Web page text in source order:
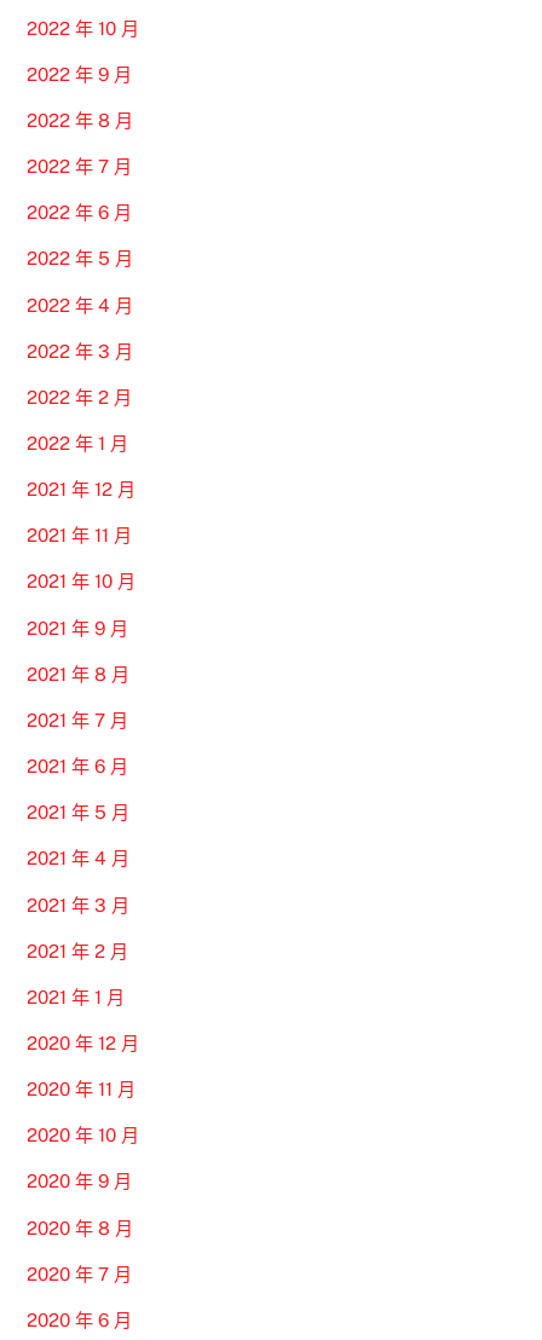
2022 年 10 月
2022 年 9 月
2022 年 8 月
2022 年 7 月
2022 年 6 月
2022 年 5 月
2022 年 4 月
2022 年 3 月
2022 年 2 月
2022 年 1 月
2021 年 12 月
2021 年 11 月
2021 年 10 月
2021 年 9 月
2021 年 8 月
2021 年 7 月
2021 年 6 月
2021 年 5 月
2021 年 4 月
2021 年 3 月
2021 年 2 月
2021 年 1 月
2020 年 12 月
2020 年 11 月
2020 年 10 月
2020 年 9 月
2020 年 8 月
2020 年 7 月
2020 年 6 月